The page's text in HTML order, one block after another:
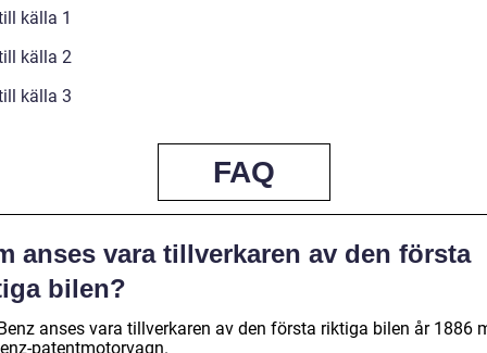
källa 1
källa 2
källa 3
FAQ
anses vara tillverkaren av den första
bilen?
anses vara tillverkaren av den första riktiga bilen år 1886
patentmotorvagn.